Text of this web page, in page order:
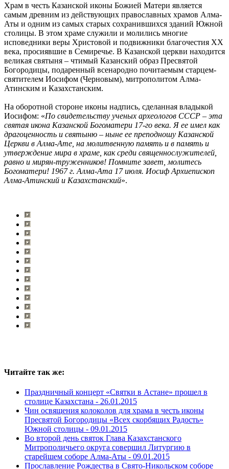
Храм в честь Казанской иконы Божией Матери является
самым древним из действующих православных храмов Алма-
Аты и одним из самых старых сохранившихся зданий Южной
столицы. В этом храме служили и молились многие
исповедники веры Христовой и подвижники благочестия ХХ
века, просиявшие в Семиречье. В Казанской церкви находится
великая святыня – чтимый Казанский образ Пресвятой
Богородицы, подаренный всенародно почитаемым старцем-
святителем Иосифом (Черновым), митрополитом Алма-
Атинским и Казахстанским.
На оборотной стороне иконы надпись, сделанная владыкой
Иосифом: «По свидетельству ученых археологов СССР – эта
святая икона Казанской Богоматери 17-го века. Я ее имел как
драгоценность и святыню – ныне ее преподношу Казанской
Церкви в Алма-Ате, на молитвенную память и в память и
утверждение мира в храме, как среди священнослужителей,
равно и мирян-труженников! Помните завет, молитесь
Богоматери! 1967 г. Алма-Ата 17 июля. Иосиф Архиепископ
Алма-Атинский и Казахстанский».
Читайте так же:
Праздничный концерт «Святки в Астане» прошел в
столице Казахстана - 26.01.2015
Чин освящения колоколов для храма в честь иконы
Пресвятой Богородицы «Всех скорбящих Радость»
Южной столицы - 09.01.2015
Во второй день святок Глава Казахстанского
Митрополичьего округа совершил Литургию в
старейшем соборе Алма-Аты - 09.01.2015
Прославление Рождества в Свято-Никольском соборе